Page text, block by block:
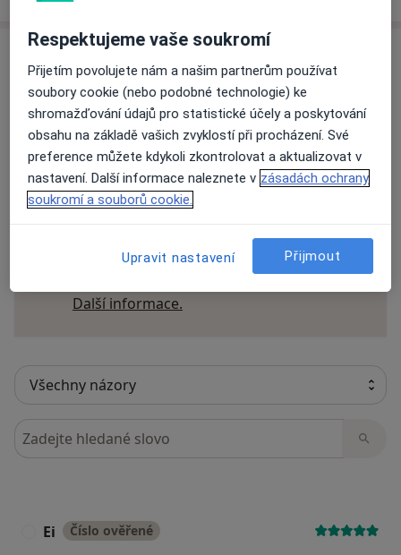
Přidejte svůj názor
31 názorů
Recenze pacientů jsou pro nás důležité.
Specialisté nemají možnost zaplatit za
Další informace.
Hledejte v názorech
Ei Číslo ověřené
Respektujeme vaše soukromí
Přijetím povolujete nám a našim partnerům používat
soubory cookie (nebo podobné technologie) ke
shromažďování údajů pro statistické účely a poskytování
obsahu na základě vašich zvyklostí při procházení. Své
preference můžete kdykoli zkontrolovat a aktualizovat v
nastavení. Další informace naleznete v zásadách ochrany
soukromí a souborů cookie.
Upravit nastavení Přijmout